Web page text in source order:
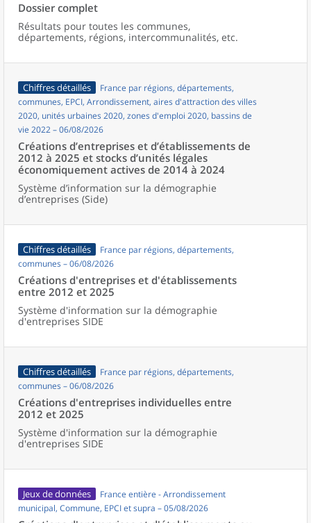
Dossier complet
Résultats pour toutes les communes,
départements, régions, intercommunalités, etc.
Chiffres détaillés
France par régions, départements,
communes, EPCI, Arrondissement, aires d'attraction des villes
2020, unités urbaines 2020, zones d'emploi 2020, bassins de
vie 2022 – 06/08/2026
Créations d’entreprises et d’établissements de
2012 à 2025 et stocks d’unités légales
économiquement actives de 2014 à 2024
Système d’information sur la démographie
d’entreprises (Side)
Chiffres détaillés
France par régions, départements,
communes – 06/08/2026
Créations d'entreprises et d'établissements
entre 2012 et 2025
Système d'information sur la démographie
d'entreprises SIDE
Chiffres détaillés
France par régions, départements,
communes – 06/08/2026
Créations d'entreprises individuelles entre
2012 et 2025
Système d'information sur la démographie
d'entreprises SIDE
Jeux de données
France entière - Arrondissement
municipal, Commune, EPCI et supra – 05/08/2026